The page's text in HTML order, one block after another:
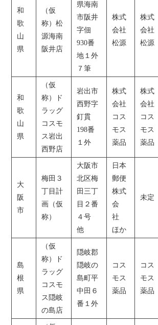
和
歌
山
県
（仮
称）松
源海南
阪井店
県海南
市阪井
字佃
930番
地１外
７筆
株式
会社
松源
株式
会社
松源
和
歌
山
県
（仮
称）ド
ラッグ
コスモ
ス岩出
西野店
岩出市
西野字
釘貫
198番
１外
株式
会社
コス
モス
薬品
株式
会社
コス
モス
薬品
大
阪
市
梅田３
丁目計
画（仮
称）
大阪市
北区梅
田三丁
目２番
４号
他
日本
郵便
株式
会
社
ほか
未定
島
根
県
（仮
称）ド
ラッグ
コスモ
ス隠岐
の島店
隠岐郡
隠岐の
島町平
中田６
番１外
コス
モス
薬品
コス
モス
薬品